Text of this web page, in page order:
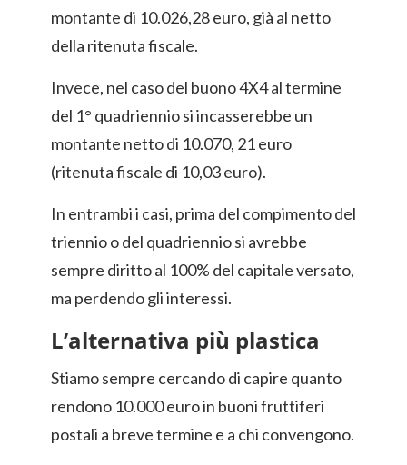
montante di 10.026,28 euro, già al netto
della ritenuta fiscale.
Invece, nel caso del buono 4X4 al termine
del 1° quadriennio si incasserebbe un
montante netto di 10.070, 21 euro
(ritenuta fiscale di 10,03 euro).
In entrambi i casi, prima del compimento del
triennio o del quadriennio si avrebbe
sempre diritto al 100% del capitale versato,
ma perdendo gli interessi.
L’alternativa più plastica
Stiamo sempre cercando di capire quanto
rendono 10.000 euro in buoni fruttiferi
postali a breve termine e a chi convengono.